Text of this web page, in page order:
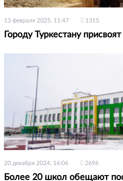
13 февраля 2025, 11:47 1315
Городу Туркестану
20 декабря 2024, 16:06 2696
Более 20 школ обещают